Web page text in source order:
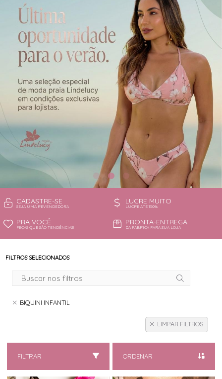
CONJUNTO
CONJUNTO BIQUÍNI
PIJAMA DE VERÃO
ROBE
TOP
TODOS DE OUTLET
CADASTRE-SE
SEJA UMA REVENDEDORA
LUCRE MUITO
LUCRE ATÉ 150%
PRA VOCÊ
PEÇAS QUE SÃO TENDÊNCIAS!
PRONTA-ENTREGA
DA FÁBRICA PARA SUA LOJA
FILTROS SELECIONADOS
BIQUINI INFANTIL
LIMPAR FILTROS
FILTRAR ORDENAR